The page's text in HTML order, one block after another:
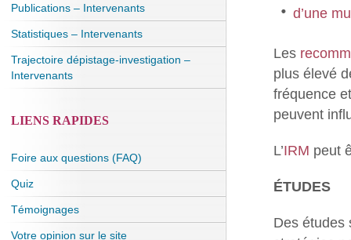
d’une
Les
plus élevé
fréquence
peuvent
L’IRM peut
ÉTUDES
Des études
Publications – Intervenants
Statistiques – Intervenants
Trajectoire dépistage-investigation –
Intervenants
LIENS RAPIDES
Foire aux questions (FAQ)
Quiz
Témoignages
Votre opinion sur le site